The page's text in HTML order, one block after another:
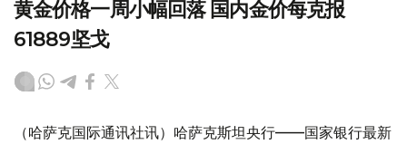
黄金价格一周小幅回落 国内金价每克报
61889坚戈
（哈萨克国际通讯社讯）哈萨克斯坦央行——国家银行最新